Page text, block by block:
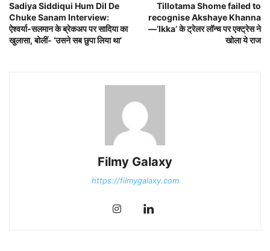
Sadiya Siddiqui Hum Dil De
Chuke Sanam Interview:
ऐश्वर्या-सलमान के ब्रेकअप पर सादिया का
खुलासा, बोलीं- ‘उसने सब छुपा लिया था’
Tillotama Shome failed to
recognise Akshaye Khanna
—’Ikka’ के ट्रेलर लॉन्च पर एक्ट्रेस ने
खोला ये राज
Filmy Galaxy
https://filmygalaxy.com